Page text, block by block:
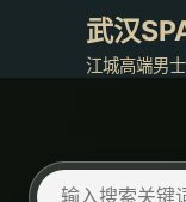
内
武汉
江城高端男